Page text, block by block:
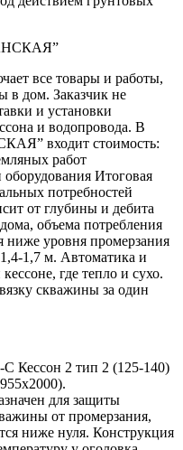
все товары и работы,
в дом. Заказчик не
и установки
и водопровода. В
входит стоимость:
работ
Итоговая
потребностей
от глубины и дебита
объема потребления
ниже уровня промерзания
1,7 м. Автоматика и
где тепло и сухо.
скважины за один
С Кессон 2 тип 2 (125-140)
для защиты
от промерзания,
ниже нуля. Конструкция